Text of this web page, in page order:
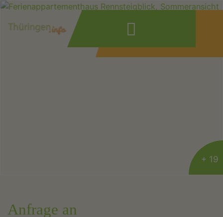
Wonach suchen
+ 19
Anfrage an